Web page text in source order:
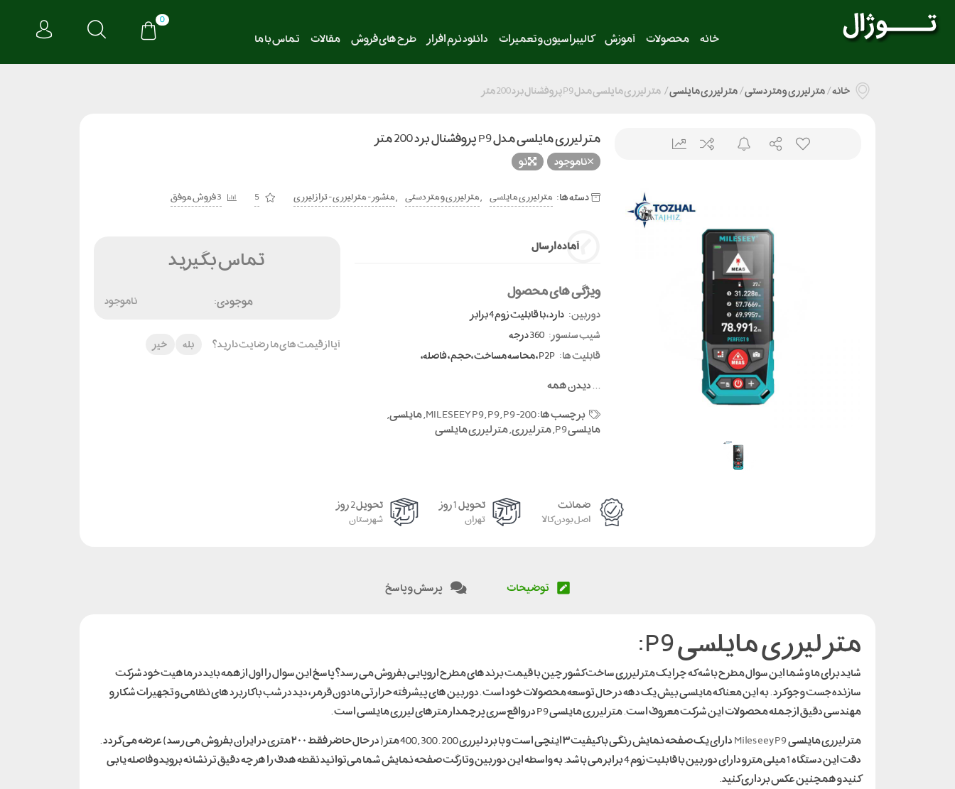
خانه محصولات آموزش کالیبراسیون و تعمیرات دانلود نرم افزار طرح های فروش مقالات تماس با ما
0
خانه/متر لیزری و متر دستی/متر لیزری مایلسی/ متر لیزری مایلسی مدل P9 پروفشنال برد 200 متر
متر لیزری مایلسی مدل P9 پروفشنال برد 200 متر
ناموجود
نو
دسته ها: متر لیزری مایلسی ,متر لیزری و متر دستی ,منشور - متر لیزری - تراز لیزری 5 3 فروش موفق
آماده ارسال
ویژگی های محصول
دوربین: دارد ، با قابلیت زوم 4 برابر
شیب سنسور:
قابلیت ها:
...دیدن همه
برچسب ها:
MILESEEY P9,P9,P9 -200
,مایلسی,
مایلسی P9 ,متر لیزری,متر لیزری مایلسی
تماس بگیرید
موجودی: ناموجود
آیا از قیمت های ما رضایت دارید؟ بله خیر
ضمانت
اصل بودن کالا
تحویل 1 روز
تهران
تحویل 2 روز
شهرستان
توضیحات پرسش و پاسخ
متر لیزری مایلسی P9:
شاید برای ما و شما این سوال مطرح باشه که چرا یک متر لیزری ساخت کشور چین با قیمت برند های مطرح اروپایی بفروش می رسد؟ پاسخ این سوال را اول از همه باید در ماهیت خود شرکت
سازنده جست و جو کرد . به این معنا که مایلسی بیش یک دهه در حال توسعه محصولات خود است .دوربین های پیشرفته حرارتی مادون قرمز ، دید در شب با کاربرد های نظامی و تجهیزات شکار و
مهندسی دقیق از جمله محصولات این شرکت معروف است. متر لیزری مایلسی P9 در واقع سری پرچمدار مترهای لیزری مایلسی است .
متر لیزری مایلسی
دارای یک صفحه نمایش رنگی با کیفیت ۳ اینچی است و با برد لیزری 200 .300 ,400 متر( در حال حاضر فقط ۲۰۰ متری در ایران بفروش می رسد) عرضه می گردد .
دقت این دستگاه 1 میلی متر و دارای دوربین با قابلیت زوم 4 برابر می باشد. به واسطه این دوربین وتارگت صفحه نمایش شما می‌توانید نقطه هدف را هر چه دقیق تر نشانه بروید و فاصله یابی
کنید و همچنین عکس برداری کنید.